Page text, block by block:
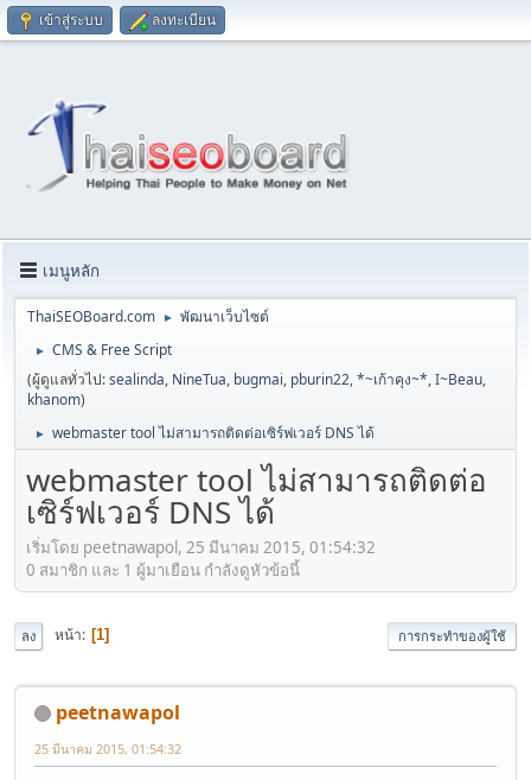
เข้าสู่ระบบ ลงทะเบียน
เมนูหลัก
ThaiSEOBoard.com ► พัฒนาเว็บไซต์
►
CMS & Free Script
(ผู้ดูแลทั่วไป:sealinda, NineTua, bugmai, pburin22,*~เก้าคุง~*,I~Beau,
khanom)
► webmaster tool ไม่สามารถติดต่อเซิร์ฟเวอร์ DNS ได้
webmaster tool ไม่สามารถติดต่อ
เซิร์ฟเวอร์ DNS ได้
เริ่มโดย peetnawapol, 25 มีนาคม 2015, 01:54:32
0 สมาชิก และ 1 ผู้มาเยือน กำลังดูหัวข้อนี้
ลง หน้า 1 การกระทำของผู้ใช้
peetnawapol
25 มีนาคม 2015, 01:54:32